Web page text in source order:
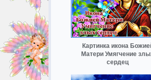
Картинка икона
Матери Умягчение
сердец